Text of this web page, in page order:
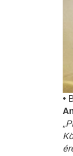
•